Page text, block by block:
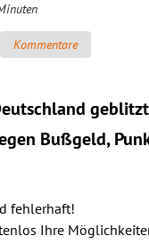
Kommentare
Bußgeld,
fehlerhaft!
Ihre